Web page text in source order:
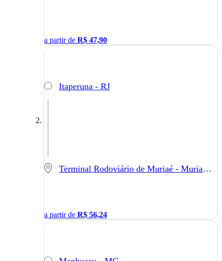
a partir de R$ 47,90
Itaperuna - RJ
Terminal Rodoviário de Muriaé - Muriaé - MG
a partir de R$ 56,24